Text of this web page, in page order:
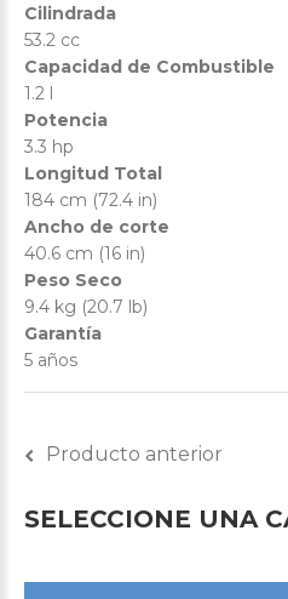
Cilindrada
53.2 cc
Capacidad de Combustible
1.2 l
Potencia
3.3 hp
Longitud Total
184 cm (72.4 in)
Ancho de corte
40.6 cm (16 in)
Peso Seco
9.4 kg (20.7 lb)
Garantía
5 años
Producto anterior
SELECCIONE UNA